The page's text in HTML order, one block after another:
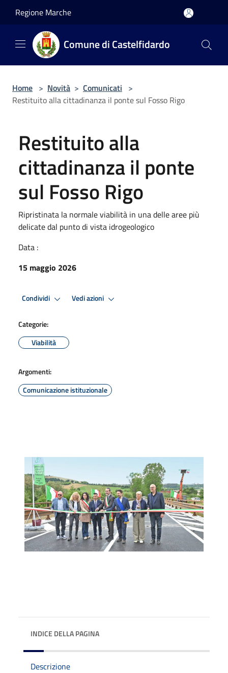
Regione Marche
Comune di Castelfidardo
Home > Novità > Comunicati >
Restituito alla cittadinanza il ponte sul Fosso Rigo
Restituito alla
cittadinanza il ponte
sul Fosso Rigo
Ripristinata la normale viabilità in una delle aree più
delicate dal punto di vista idrogeologico
Data :
15 maggio 2026
Condividi Vedi azioni
Categorie:
Viabilità
Argomenti:
Comunicazione istituzionale
INDICE DELLA PAGINA
Descrizione